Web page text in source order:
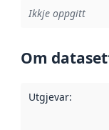
Ikkje oppgitt
Om
Utgjevar: